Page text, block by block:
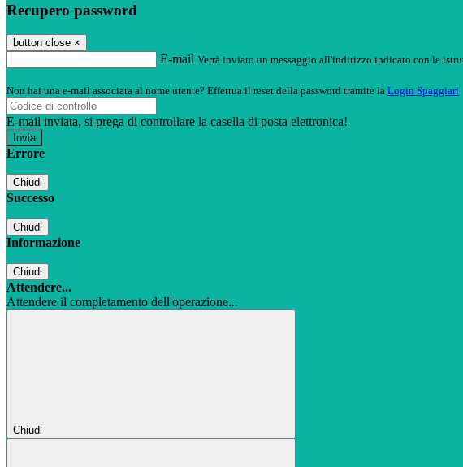
Recupero password
button close ×
E-mail Verrà inviato un messaggio all'indirizzo indicato con le
Non hai una e-mail associata al nome utente? Effettua il reset della password tramite la Login Spaggiari
E-mail inviata, si prega di controllare la casella di posta elettronica!
Errore
Chiudi
Successo
Chiudi
Informazione
Chiudi
Attendere...
Attendere il completamento dell'operazione...
Chiudi